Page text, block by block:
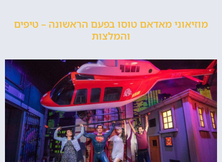
מוזיאוני מאדאם טוסו בפעם הראשונה – טיפים
והמלצות